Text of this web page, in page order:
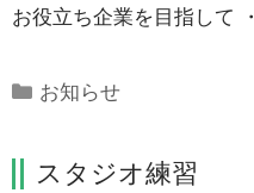
お役立ち企業を目指して
Categories
お知らせ
スタジオ練習